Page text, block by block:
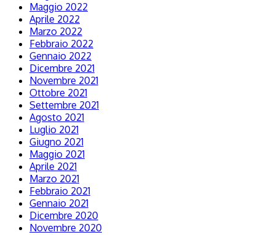
Maggio 2022
Aprile 2022
Marzo 2022
Febbraio 2022
Gennaio 2022
Dicembre 2021
Novembre 2021
Ottobre 2021
Settembre 2021
Agosto 2021
Luglio 2021
Giugno 2021
Maggio 2021
Aprile 2021
Marzo 2021
Febbraio 2021
Gennaio 2021
Dicembre 2020
Novembre 2020